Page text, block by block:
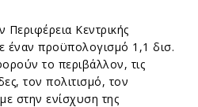
Περιφέρεια Κεντρικής
έναν προϋπολογισμό 1,1 δισ.
το περιβάλλον, τις
τον πολιτισμό, τον
στην ενίσχυση της